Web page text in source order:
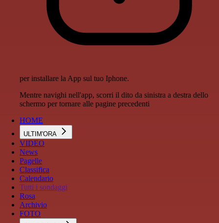
per installare la App sul tuo Iphone.
Mentre navighi nell'app, scorri il dito da sinistra a destra dello
schermo per tornare alle pagine precedenti
HOME
ULTIM'ORA
VIDEO
News
Pagelle
Classifica
Calendario
Tutti i sondaggi
Rosa
Archivio
FOTO